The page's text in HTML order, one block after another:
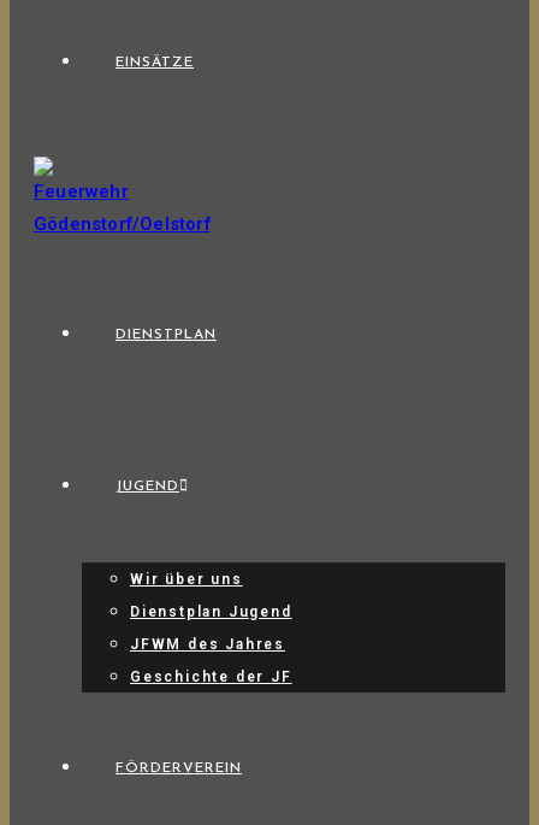
EINSÄTZE
DIENSTPLAN
JUGEND
Wir über uns
Dienstplan Jugend
JFWM des Jahres
Geschichte der JF
FÖRDERVEREIN